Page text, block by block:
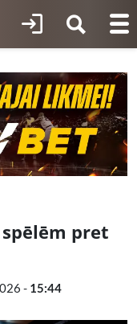
pret
- 15:44